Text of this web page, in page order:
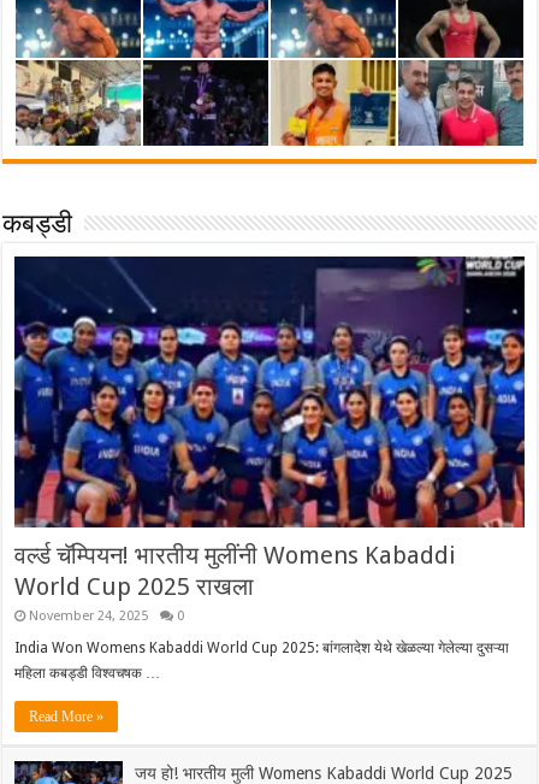
कबड्डी
वर्ल्ड चॅम्पियन! भारतीय मुलींनी Womens Kabaddi
World Cup 2025 राखला
November 24, 2025 0
India Won Womens Kabaddi World Cup 2025: बांगलादेश येथे खेळल्या गेलेल्या दुसऱ्या
महिला कबड्डी विश्वचषक …
Read More »
जय हो! भारतीय मुली Womens Kabaddi World Cup 2025